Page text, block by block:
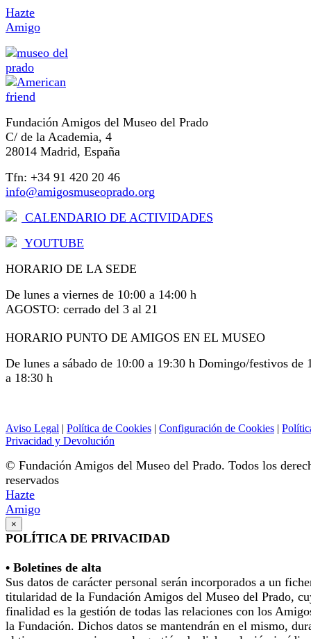
Hazte
Amigo
Fundación Amigos del Museo del Prado
C/ de la Academia, 4
28014 Madrid, España
Tfn: +34 91 420 20 46
info@amigosmuseoprado.org
CALENDARIO DE ACTIVIDADES
YOUTUBE
HORARIO DE LA SEDE
De lunes a viernes de 10:00 a 14:00 h
AGOSTO: cerrado del 3 al 21
HORARIO PUNTO DE AMIGOS EN EL MUSEO
De lunes a sábado de 10:00 a 19:30 h Domingo/festivos de
a 18:30 h
Aviso Legal | Política de Cookies | Configuración de Cookies |
Privacidad y Devolución
© Fundación Amigos del Museo del Prado. Todos los
reservados
Hazte
Amigo
×
POLÍTICA DE PRIVACIDAD
• Boletines de alta
Sus datos de carácter personal serán incorporados a un
titularidad de la Fundación Amigos del Museo del Prado,
finalidad es la gestión de todas las relaciones con los
la Fundación. Dichos datos se mantendrán en el mismo,